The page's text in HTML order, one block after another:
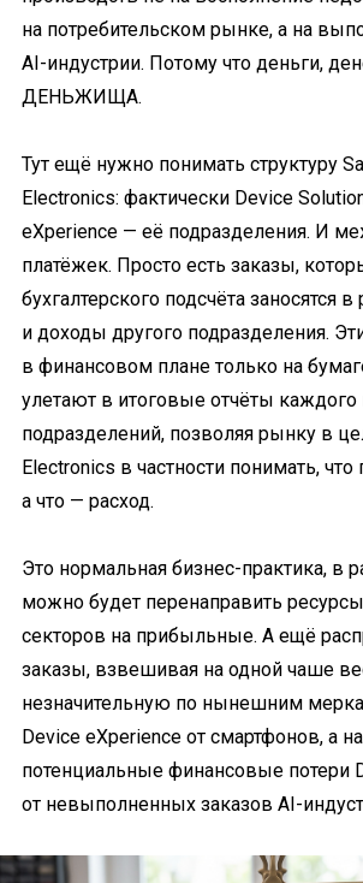
на потребительском рынке, а на
AI-индустрии. Потому что деньги,
ДЕНЬЖИЩА.
Тут ещё нужно понимать структуру
Electronics: фактически Device
eXperience — её подразделения. И
платёжек. Просто есть заказы,
бухгалтерского подсчёта заносятся
и доходы другого подразделения.
в финансовом плане только на
улетают в итоговые отчёты каждого
подразделений, позволяя рынку в
Electronics в частности понимать, что
а что — расход.
Это нормальная бизнес-практика, в
можно будет перенаправить
секторов на прибыльные. А ещё
заказы, взвешивая на одной чаше
незначительную по нынешним
Device eXperience от смартфонов, а
потенциальные финансовые потери
от невыполненных заказов AI-